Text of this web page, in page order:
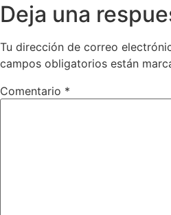
Deja una
Tu dirección de correo
campos obligatorios están
Comentario *